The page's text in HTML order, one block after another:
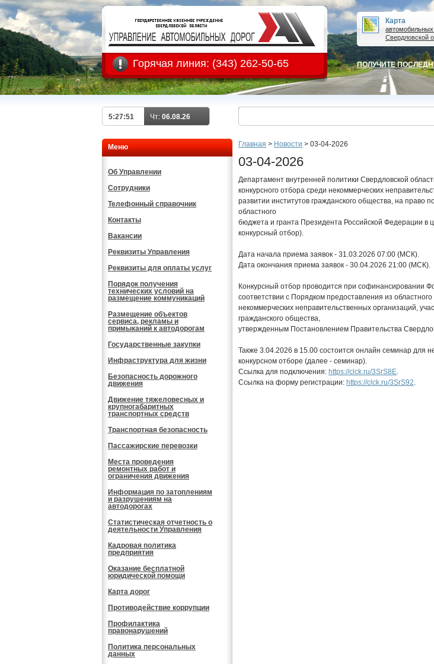
Горячая линия: (343) 262-50-65
Карта
автомобильных
Свердловской
ПОЛУЧИТЕ
5:27:52 Чт: 06.08.26
Меню
Об Управлении
Сотрудники
Телефонный справочник
Контакты
Вакансии
Реквизиты Управления
Реквизиты для оплаты услуг
Порядок получения
технических условий на
размещение коммуникаций
Размещение объектов
сервиса, рекламы и
примыканий к автодорогам
Государственные закупки
Инфраструктура для жизни
Безопасность дорожного
движения
Движение тяжеловесных и
крупногабаритных
транспортных средств
Транспортная безопасность
Пассажирские перевозки
Места проведения
ремонтных работ и
ограничения движения
Информация по затоплениям
и разрушениям на
автодорогах
Статистическая отчетность о
деятельности Управления
Кадровая политика
предприятия
Оказание бесплатной
юридической помощи
Карта дорог
Противодействие коррупции
Профилактика
правонарушений
Политика персональных
данных
Главная > Новости > 03-04-2026
03-04-2026
Департамент внутренней политики Свердловской
конкурсного отбора среди некоммерческих
развитии институтов гражданского общества, на право
областного
бюджета и гранта Президента Российской Федерации в
конкурсный отбор).
Дата начала приема заявок - 31.03.2026 07:00 (МСК).
Дата окончания приема заявок - 30.04.2026 21:00 (МСК).
Конкурсный отбор проводится при софинансировании
соответствии с Порядком предоставления из
некоммерческих неправительственных организаций,
гражданского общества,
утвержденным Постановлением Правительства
Также 3.04.2026 в 15.00 состоится онлайн семинар для
конкурсном отборе (далее - семинар).
Ссылка для подключения: https://clck.ru/3SrS8E.
Ссылка на форму регистрации: https://clck.ru/3SrS92.